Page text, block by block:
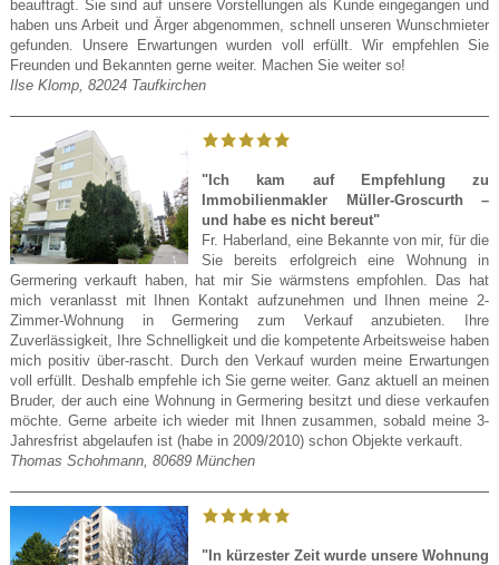
beauftragt. Sie sind auf unsere Vorstellungen als Kunde eingegangen und
haben uns Arbeit und Ärger abgenommen, schnell unseren Wunschmieter
gefunden. Unsere Erwartungen wurden voll erfüllt. Wir empfehlen Sie
Freunden und Bekannten gerne weiter. Machen Sie weiter so!
Ilse Klomp, 82024 Taufkirchen
"Ich kam auf Empfehlung zu
Immobilienmakler Müller-Groscurth –
und habe es nicht bereut"
Fr. Haberland, eine Bekannte von mir, für die
Sie bereits erfolgreich eine Wohnung in
Germering verkauft haben, hat mir Sie wärmstens empfohlen. Das hat
mich veranlasst mit Ihnen Kontakt aufzunehmen und Ihnen meine 2-
Zimmer-Wohnung in Germering zum Verkauf anzubieten. Ihre
Zuverlässigkeit, Ihre Schnelligkeit und die kompetente Arbeitsweise haben
mich positiv über-rascht. Durch den Verkauf wurden meine Erwartungen
voll erfüllt. Deshalb empfehle ich Sie gerne weiter. Ganz aktuell an meinen
Bruder, der auch eine Wohnung in Germering besitzt und diese verkaufen
möchte. Gerne arbeite ich wieder mit Ihnen zusammen, sobald meine 3-
Jahresfrist abgelaufen ist (habe in 2009/2010) schon Objekte verkauft.
Thomas Schohmann, 80689 München
"In kürzester Zeit wurde unsere Wohnung